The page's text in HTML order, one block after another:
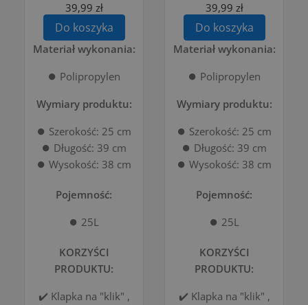
39,99 zł
Do koszyka
Materiał wykonania:
⏺️ Polipropylen
Wymiary produktu:
⏺️ Szerokość: 25 cm
⏺️ Długość: 39 cm
⏺️ Wysokość: 38 cm
Pojemność:
⏺️ 25L
KORZYŚCI
PRODUKTU:
✔️ Klapka na "klik" ,
39,99 zł
Do koszyka
Materiał wykonania:
⏺️ Polipropylen
Wymiary produktu:
⏺️ Szerokość: 25 cm
⏺️ Długość: 39 cm
⏺️ Wysokość: 38 cm
Pojemność:
⏺️ 25L
KORZYŚCI
PRODUKTU:
✔️ Klapka na "klik" ,